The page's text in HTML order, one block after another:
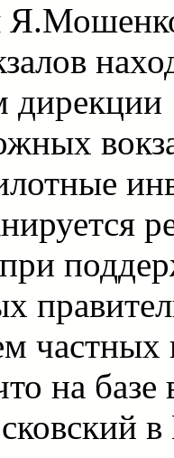
дирекции
частных
на базе